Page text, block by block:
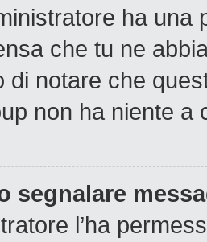
ha una
che tu ne
di notare che
non ha niente a
segnalare
l’ha